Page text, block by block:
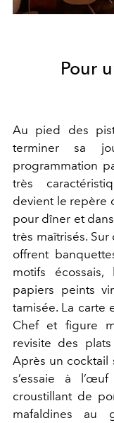
Pour
Au pied des
terminer sa
programmation
très
devient le repère
pour dîner et
très maîtrisés.
offrent
motifs
papiers peints
tamisée. La carte
Chef et figure
revisite des
Après un cocktail
s’essaie à
croustillant de
mafaldines au